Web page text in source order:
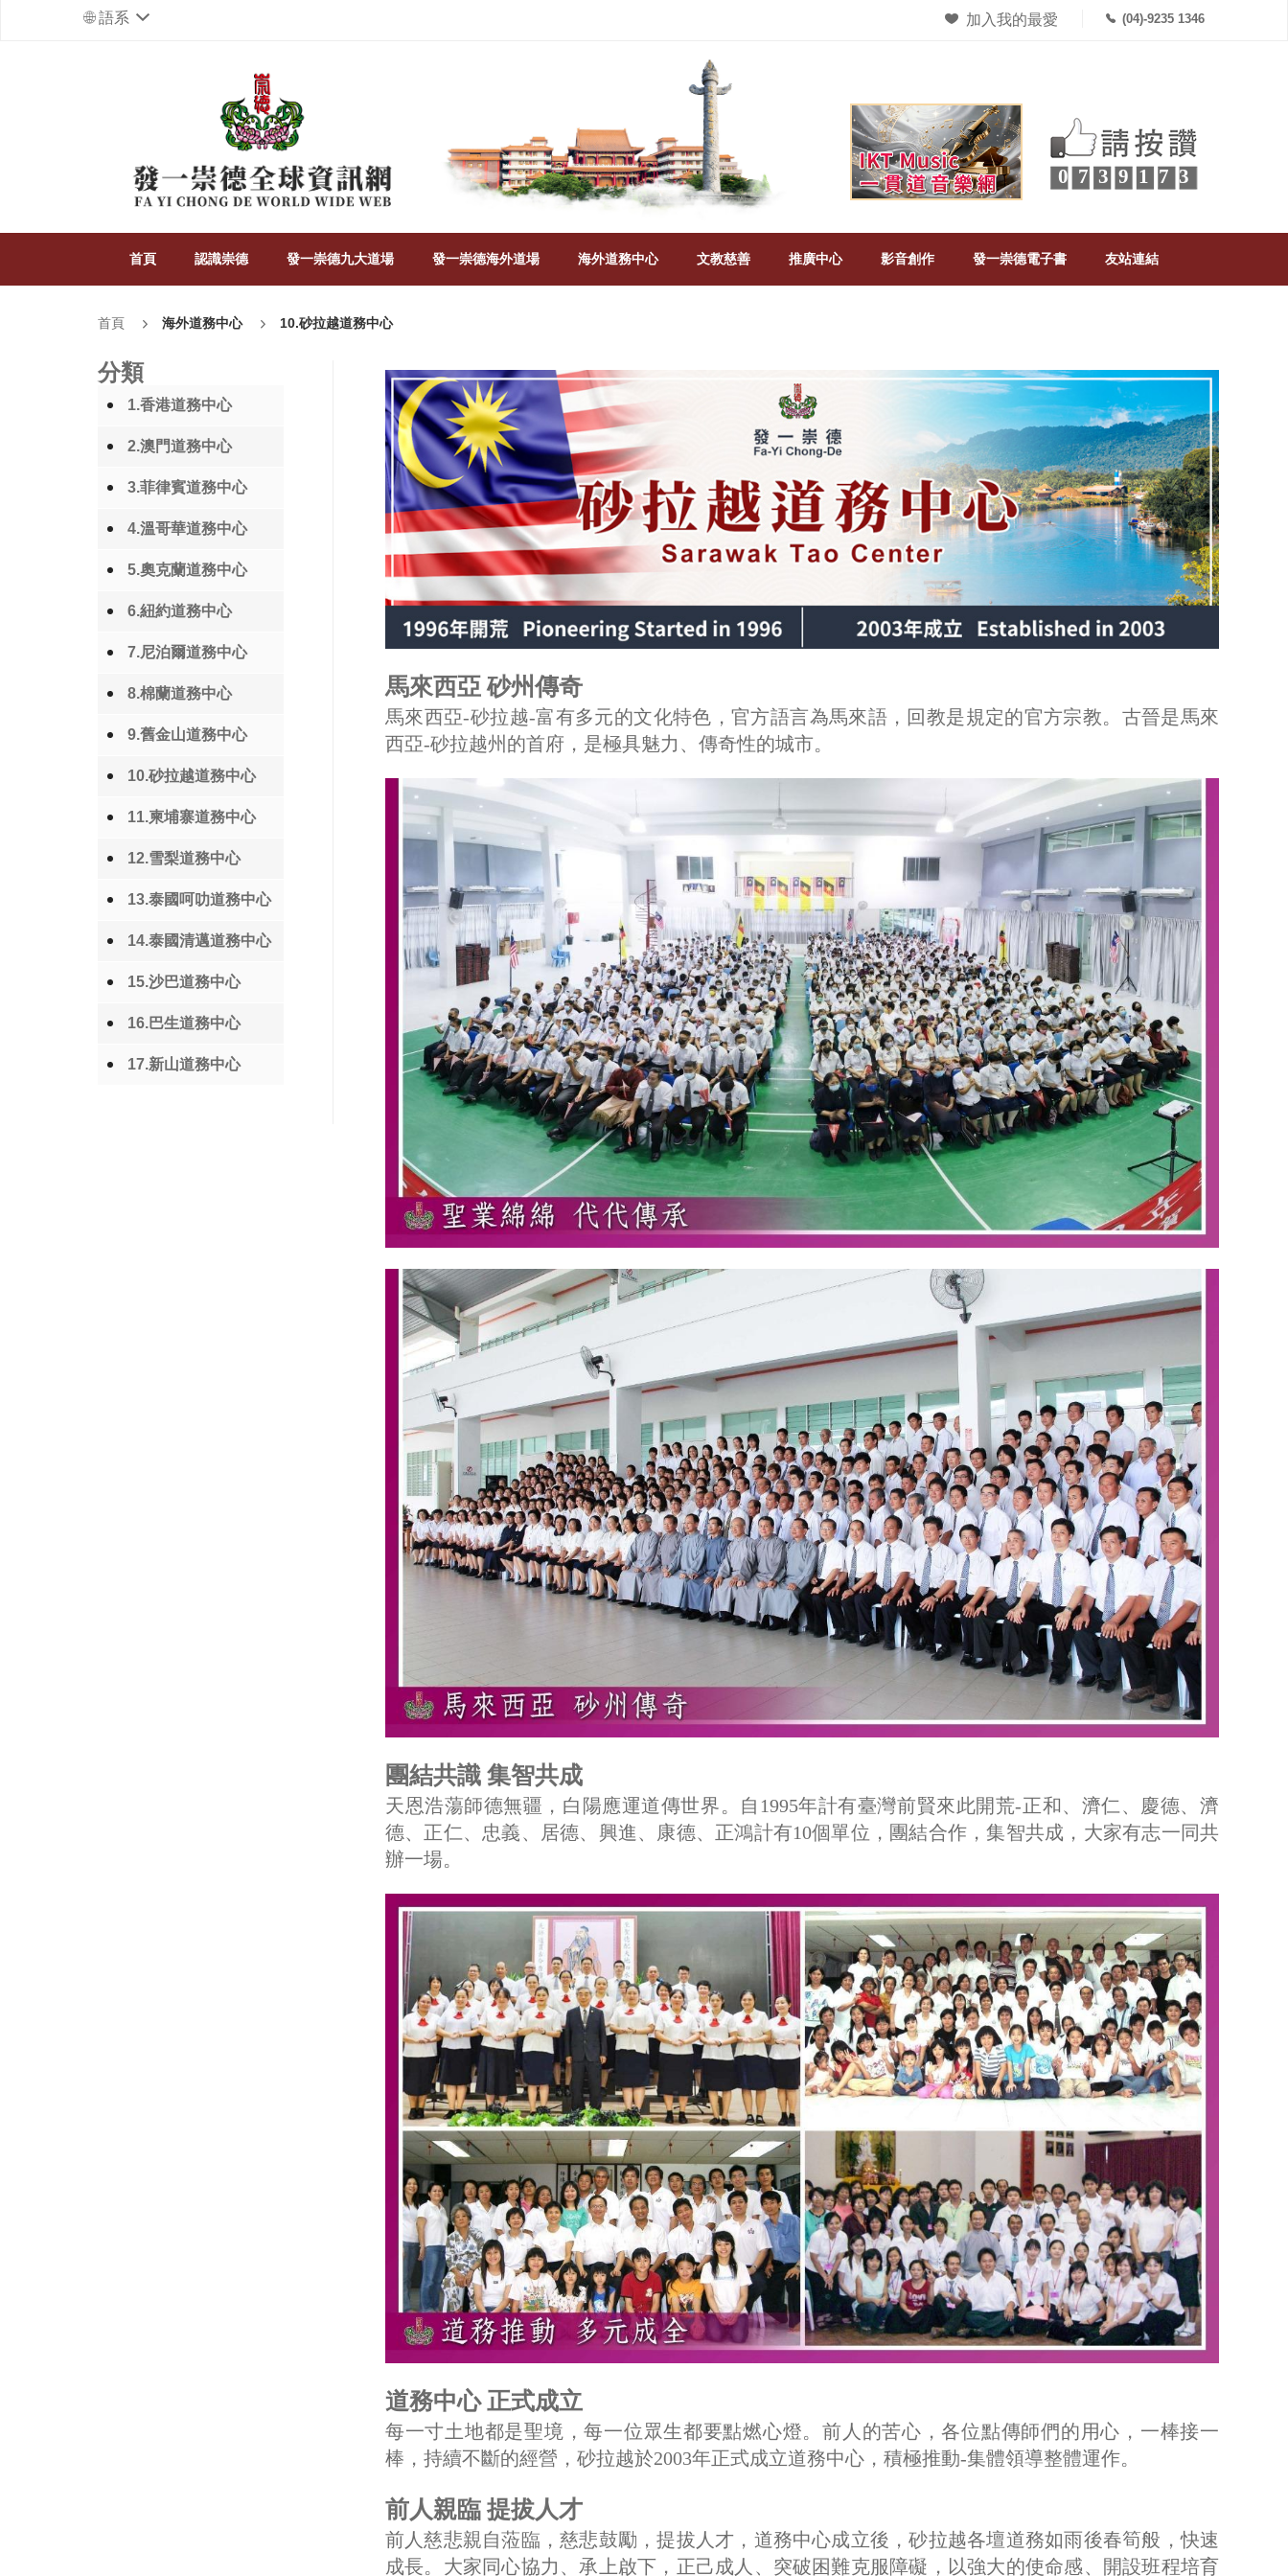
語系 加入我的最愛 (04)-9235 1346
0739173
首頁 認識崇德 發一崇德九大道場 發一崇德海外道場 海外道務中心 文教慈善 推廣中心 影音創作 發一崇德電子書 友站連結
首頁 海外道務中心 10.砂拉越道務中心
分類
1.香港道務中心
2.澳門道務中心
3.菲律賓道務中心
4.溫哥華道務中心
5.奧克蘭道務中心
6.紐約道務中心
7.尼泊爾道務中心
8.棉蘭道務中心
9.舊金山道務中心
10.砂拉越道務中心
11.柬埔寨道務中心
12.雪梨道務中心
13.泰國呵叻道務中心
14.泰國清邁道務中心
15.沙巴道務中心
16.巴生道務中心
17.新山道務中心
馬來西亞 砂州傳奇
馬來西亞-砂拉越-富有多元的文化特色，官方語言為馬來語，回教是規定的官方宗教。古晉是馬來
西亞-砂拉越州的首府，是極具魅力、傳奇性的城市。
團結共識 集智共成
天恩浩蕩師德無疆，白陽應運道傳世界。自1995年計有臺灣前賢來此開荒-正和、濟仁、慶德、濟
德、正仁、忠義、居德、興進、康德、正鴻計有10個單位，團結合作，集智共成，大家有志一同共
辦一場。
道務中心 正式成立
每一寸土地都是聖境，每一位眾生都要點燃心燈。前人的苦心，各位點傳師們的用心，一棒接一
棒，持續不斷的經營，砂拉越於2003年正式成立道務中心，積極推動-集體領導整體運作。
前人親臨 提拔人才
前人慈悲親自蒞臨，慈悲鼓勵，提拔人才，道務中心成立後，砂拉越各壇道務如雨後春筍般，快速
成長。大家同心協力、承上啟下，正己成人、突破困難克服障礙，以強大的使命感、開設班程培育